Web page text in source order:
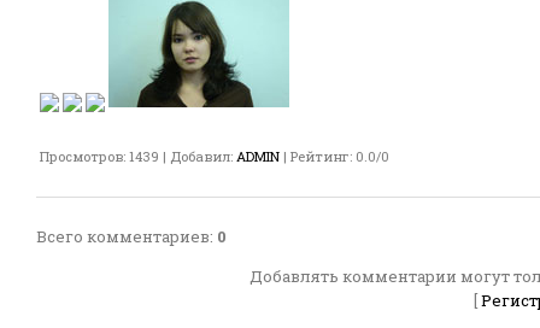
Просмотров: 1439 | Добавил: ADMIN | Рейтинг: 0.0/0
Всего комментариев: 0
Добавлять комментарии могут
[